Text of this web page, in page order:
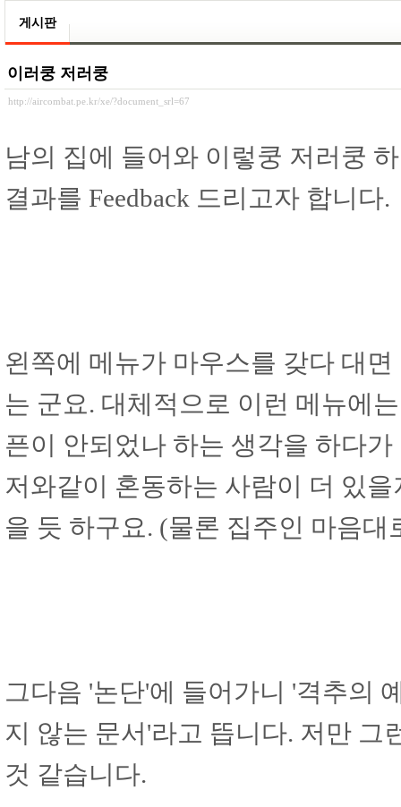
게시판
이러쿵 저러쿵
http://aircombat.pe.kr/xe/?document_srl=67
남의 집에 들어와 이렇쿵 저러쿵
결과를 Feedback 드리고자 합니다.
왼쪽에 메뉴가 마우스를 갖다 대
는 군요. 대체적으로 이런 메뉴에
픈이 안되었나 하는 생각을 하다
저와같이 혼동하는 사람이 더 있
을 듯 하구요. (물론 집주인 마음대
그다음 '논단'에 들어가니 '격추의
지 않는 문서'라고 뜹니다. 저만
것 같습니다.